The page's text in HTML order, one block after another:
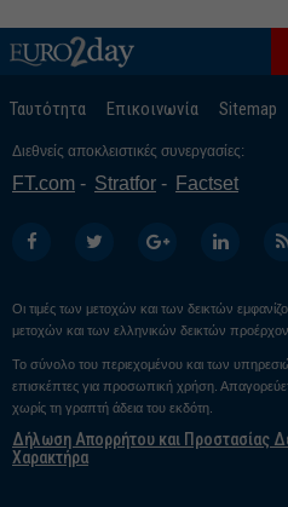
Ταυτότητα Επικοινωνία Sitemap
Διεθνείς αποκλειστικές συνεργασίες:
FT.com Stratfor Factset
Οι τιμές των μετοχών και των δεικτών
μετοχών και των ελληνικών δεικτών
Το σύνολο του περιεχομένου και των
επισκέπτες για προσωπική χρήση.
χωρίς τη γραπτή άδεια του εκδότη.
Δήλωση Απορρήτου και Προστασίας
Χαρακτήρα